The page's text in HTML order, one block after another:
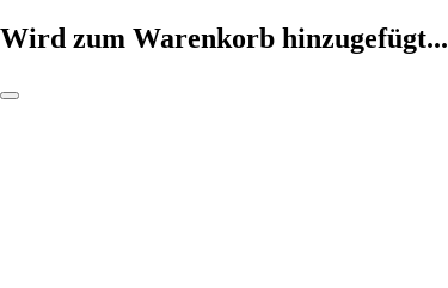
Wird zum Warenkorb hinzugefügt...